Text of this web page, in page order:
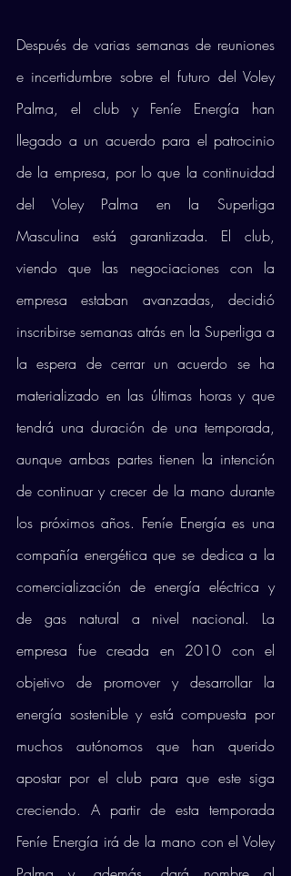
Después de varias semanas de reuniones
e incertidumbre sobre el futuro del Voley
Palma, el club y Feníe Energía han
llegado a un acuerdo para el patrocinio
de la empresa, por lo que la continuidad
del Voley Palma en la Superliga
Masculina está garantizada. El club,
viendo que las negociaciones con la
empresa estaban avanzadas, decidió
inscribirse semanas atrás en la Superliga a
la espera de cerrar un acuerdo se ha
materializado en las últimas horas y que
tendrá una duración de una temporada,
aunque ambas partes tienen la intención
de continuar y crecer de la mano durante
los próximos años. Feníe Energía es una
compañía energética que se dedica a la
comercialización de energía eléctrica y
de gas natural a nivel nacional. La
empresa fue creada en 2010 con el
objetivo de promover y desarrollar la
energía sostenible y está compuesta por
muchos autónomos que han querido
apostar por el club para que este siga
creciendo. A partir de esta temporada
Feníe Energía irá de la mano con el Voley